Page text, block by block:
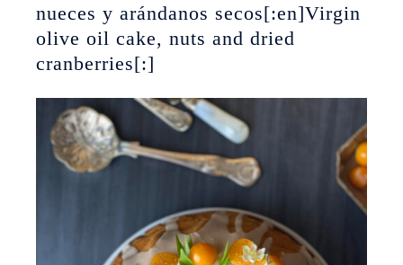
nueces y arándanos secos[:en]Virgin
olive oil cake, nuts and dried
cranberries[:]